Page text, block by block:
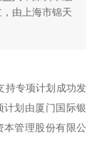
由上海市锦天
持专项计划成功发
划由厦门国际银
管理股份有限公